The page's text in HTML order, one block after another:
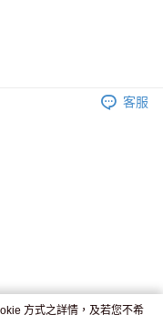
店，7天內取。逾期後
客服
方式之詳情，及若您不希